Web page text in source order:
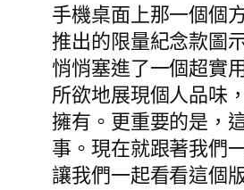
手機桌面上那一個個
推出的限量紀念款圖
悄悄塞進了一個超實
所欲地展現個人品味
擁有。更重要的是，
事。現在就跟著我們
讓我們一起看看這個